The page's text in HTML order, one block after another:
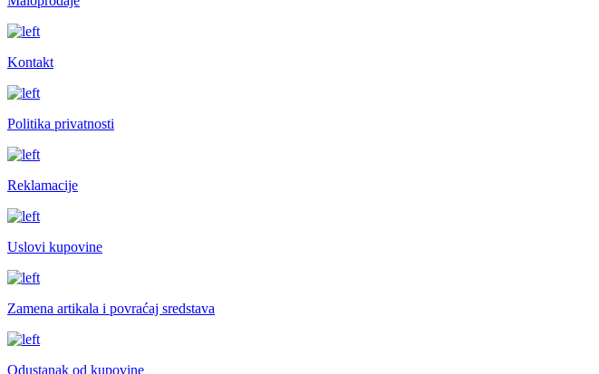
Kontakt
Politika privatnosti
Reklamacije
Uslovi kupovine
Zamena artikala i povraćaj sredstava
Odustanak od kupovine